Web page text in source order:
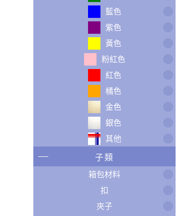
藍色
紫色
黃色
粉紅色
紅色
橘色
金色
銀色
其他
子類
箱包材料
扣
夾子